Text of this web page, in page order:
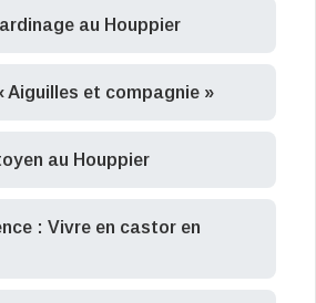
au Houppier
Aiguilles et compagnie »
au Houppier
: Vivre en castor en